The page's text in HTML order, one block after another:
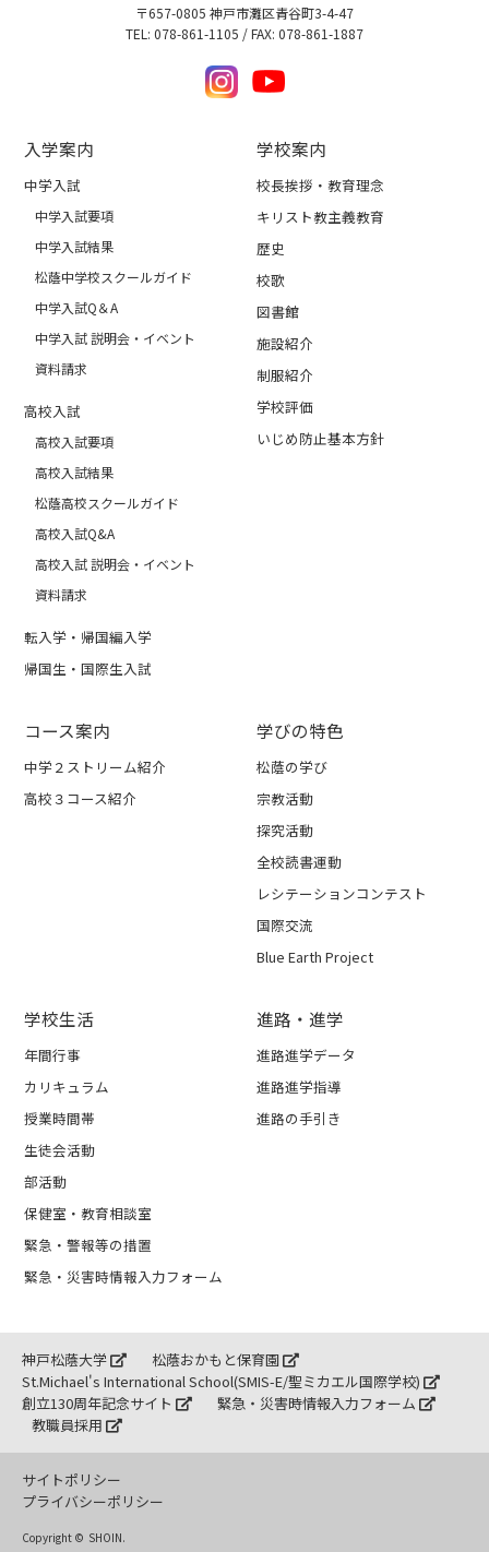
〒657-0805 神戸市灘区青谷町3-4-47
TEL: 078-861-1105 / FAX: 078-861-1887
入学案内
中学入試
中学入試要項
中学入試結果
松蔭中学校スクールガイド
中学入試Q＆A
中学入試 説明会・イベント
資料請求
高校入試
高校入試要項
高校入試結果
松蔭高校スクールガイド
高校入試Q&A
高校入試 説明会・イベント
資料請求
転入学・帰国編入学
帰国生・国際生入試
学校案内
校長挨拶・教育理念
キリスト教主義教育
歴史
校歌
図書館
施設紹介
制服紹介
学校評価
いじめ防止基本方針
コース案内
中学２ストリーム紹介
高校３コース紹介
学びの特色
松蔭の学び
宗教活動
探究活動
全校読書運動
レシテーションコンテスト
国際交流
Blue Earth Project
学校生活
年間行事
カリキュラム
授業時間帯
生徒会活動
部活動
保健室・教育相談室
緊急・警報等の措置
緊急・災害時情報入力フォーム
進路・進学
進路進学データ
進路進学指導
進路の手引き
神戸松蔭大学
松蔭おかもと保育園
St.Michael's International School(SMIS-E/聖ミカエル国際学校)
創立130周年記念サイト
緊急・災害時情報入力フォーム
教職員採用
サイトポリシー
プライバシーポリシー
Copyright © SHOIN.